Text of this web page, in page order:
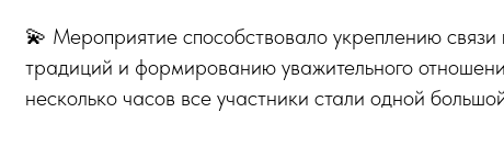
💫 Мероприятие способствовало укреплению
традиций и формированию уважительного
несколько часов все участники стали одной